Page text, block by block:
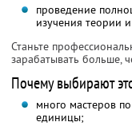
проведение
изучения теории
Станьте
зарабатывать больше,
Почему выбирают
много мастеров
единицы;